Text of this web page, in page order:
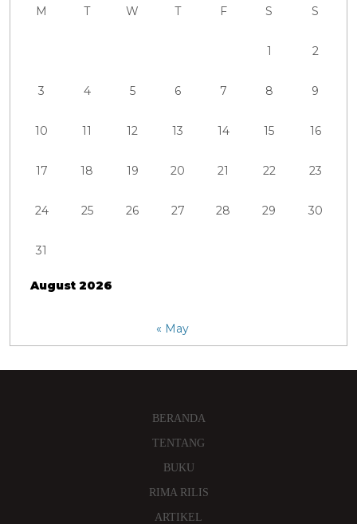
August 2026
M T W T F S S
1 2
3 4 5 6 7 8 9
10 11 12 13 14 15 16
17 18 19 20 21 22 23
24 25 26 27 28 29 30
31
« May
BERANDA
TENTANG
BUKU
RIMA RILIS
ARTIKEL